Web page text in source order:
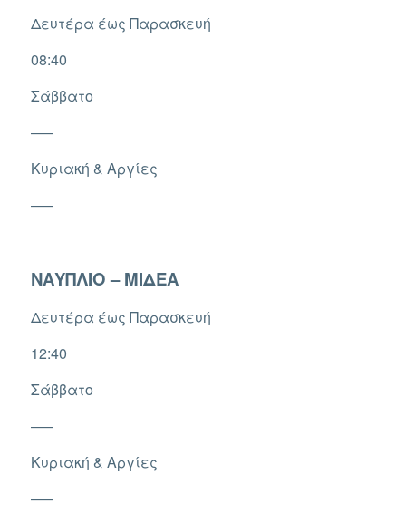
Δευτέρα έως Παρασκευή
08:40
Σάββατο
—–
Κυριακή & Αργίες
—–
ΝΑΥΠΛΙΟ – ΜΙΔΕΑ
Δευτέρα έως Παρασκευή
12:40
Σάββατο
—–
Κυριακή & Αργίες
—–